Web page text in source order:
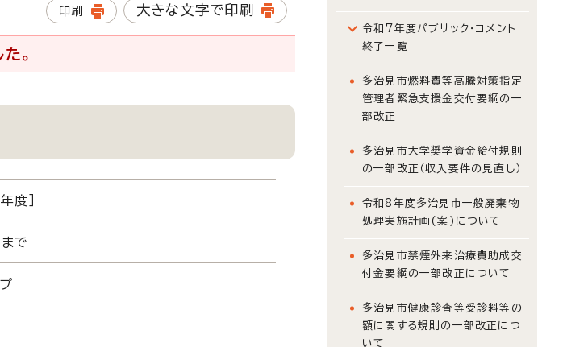
印刷 大きな文字で印刷
。
度］
で
令和7年度パブリック・コメント
終了一覧
多治見市燃料費等高騰対策指定
管理者緊急支援金交付要綱の一
部改正
多治見市大学奨学資金給付規則
の一部改正（収入要件の見直し）
令和8年度多治見市一般廃棄物
処理実施計画(案)について
多治見市禁煙外来治療費助成交
付金要綱の一部改正について
多治見市健康診査等受診料等の
額に関する規則の一部改正につ
いて